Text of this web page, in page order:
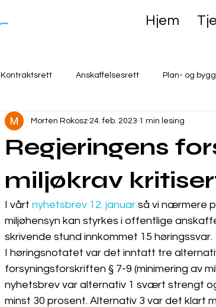
Hjem
Kontraktsrett Anskaffelsesrett Plan- og bygg
Regjeringens
miljøkrav
Morten Rokosz 24. feb. 2023 1 min lesing
I vårt nyhetsbrev 12. januar så vi nærmere
miljøhensyn kan styrkes i offentlige
skrivende stund innkommet 15 høringssvar.
I høringsnotatet var det inntatt tre
forsyningsforskriften § 7-9 (minimering av
nyhetsbrev var alternativ 1 svært strengt
minst 30 prosent. Alternativ 3 var det klart